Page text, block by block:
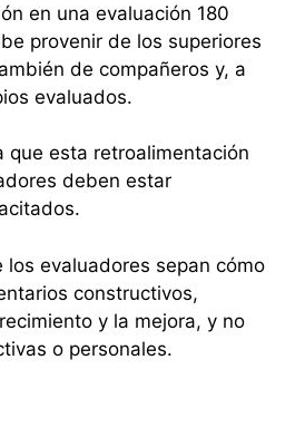
en una evaluación 180
provenir de los superiores
de compañeros y, a
evaluados.
que esta retroalimentación
deben estar
los evaluadores sepan cómo
constructivos,
y la mejora, y no
o personales.